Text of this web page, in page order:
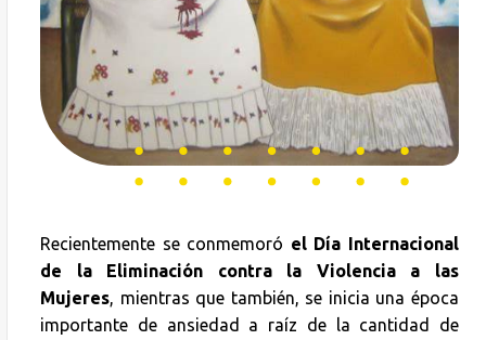
Recientemente se conmemoró el Día Internacional
de la Eliminación contra la Violencia a las
Mujeres, mientras que también, se inicia una época
importante de ansiedad a raíz de la cantidad de